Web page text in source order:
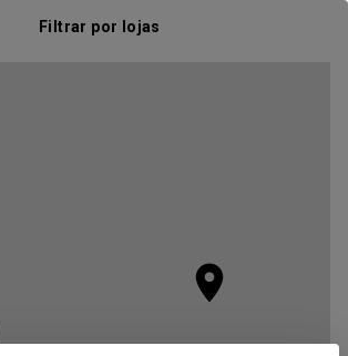
Filtrar por lojas